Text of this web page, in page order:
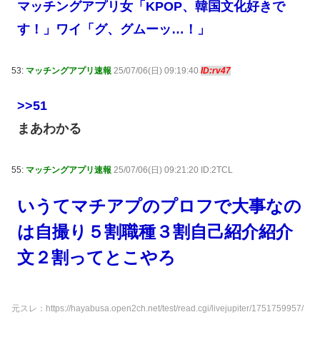
マッチングアプリ女「KPOP、韓国文化好きで
す！」ワイ「グ、グムーッ…！」
53: マッチングアプリ速報 25/07/06(日) 09:19:40 ID:rv47
>>51
まあわかる
55: マッチングアプリ速報 25/07/06(日) 09:21:20 ID:2TCL
いうてマチアプのプロフで大事なの
は自撮り５割職種３割自己紹介紹介
文２割ってとこやろ
元スレ：https://hayabusa.open2ch.net/test/read.cgi/livejupiter/1751759957/